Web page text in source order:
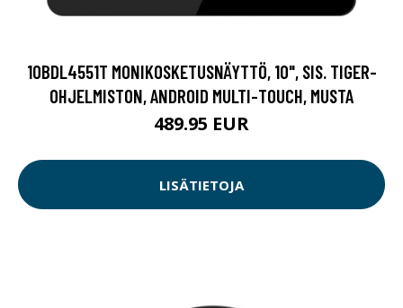
10BDL4551T MONIKOSKETUSNÄYTTÖ, 10", SIS. TIGER-
OHJELMISTON, ANDROID MULTI-TOUCH, MUSTA
489.95 EUR
LISÄTIETOJA